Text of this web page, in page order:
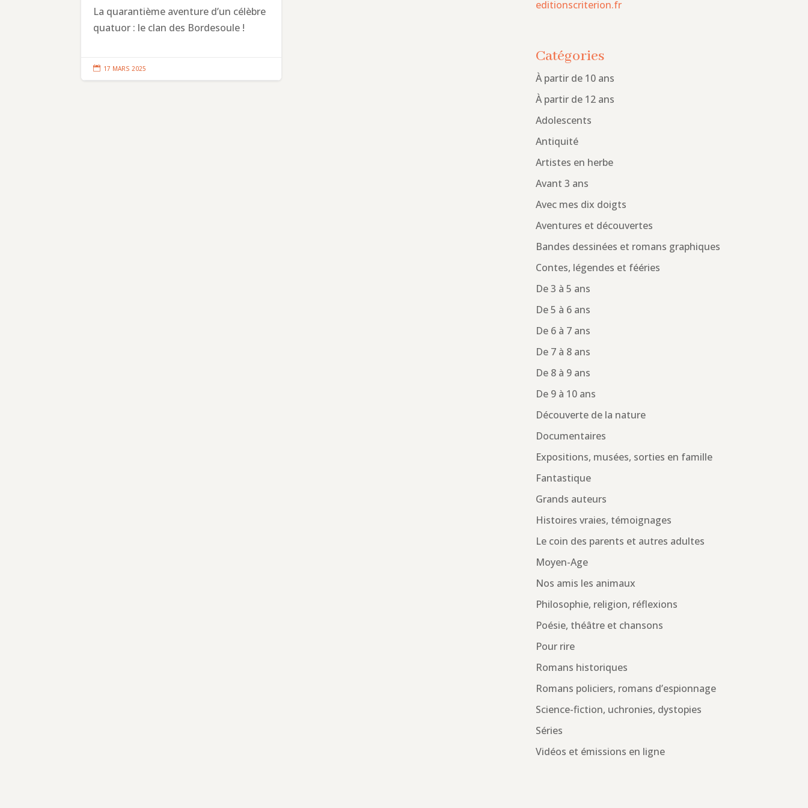
La quarantième aventure d’un célèbre
quatuor : le clan des Bordesoule !
 17 MARS 2025
editionscriterion.fr
Catégories
À partir de 10 ans
À partir de 12 ans
Adolescents
Antiquité
Artistes en herbe
Avant 3 ans
Avec mes dix doigts
Aventures et découvertes
Bandes dessinées et romans graphiques
Contes, légendes et fééries
De 3 à 5 ans
De 5 à 6 ans
De 6 à 7 ans
De 7 à 8 ans
De 8 à 9 ans
De 9 à 10 ans
Découverte de la nature
Documentaires
Expositions, musées, sorties en famille
Fantastique
Grands auteurs
Histoires vraies, témoignages
Le coin des parents et autres adultes
Moyen-Age
Nos amis les animaux
Philosophie, religion, réflexions
Poésie, théâtre et chansons
Pour rire
Romans historiques
Romans policiers, romans d’espionnage
Science-fiction, uchronies, dystopies
Séries
Vidéos et émissions en ligne